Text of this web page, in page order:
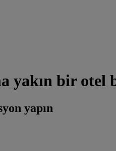
yakın bir otel
yapın